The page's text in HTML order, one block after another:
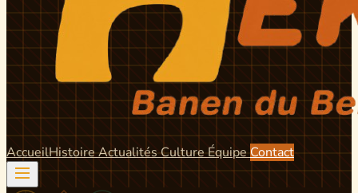
AccueilHistoire ActualitésCulture Équipe Contact